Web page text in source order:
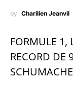
by Charilien Jeanvil
FORMULE 1,
RECORD DE